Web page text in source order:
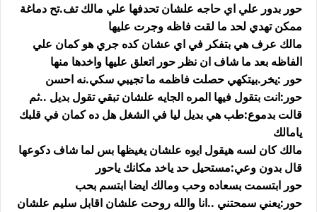
حور بدور علي اي حاجه علشان تحدفها علي مالك تف.تح دماغة
ممكن تهدي لحد ما لقت فاظه وجرت عليها
مالك عرف هي بتفكر في اي عشان كده جري هو كمان علي
الفاظه بعد ما شاف ان نظر حور اتعلق عليها واخدها منها
حور :يخر.بيتكهي حصلت فاظمه ما تجيبي سكي.نه احسن
حور:انت بتقول فيها المره الجايه علشان تبقي تقول بديل ..ثم
قالت بدموع:طب هي بديل ليا في الشغل هل ده كمان في قلبك
يامالك
مالك كان لسه هيقول ايوه علشان يغيظها بس لما شاف دكوعها
قال بدون وعي:مستحيل حد ياخد مكانك ياحور
حور ابتسمت بسعاده وحب ومالك ايضا ابتسم بحب
حور:يعني سمحتني ..انا والله روحت علشان اقابل سليم علشان